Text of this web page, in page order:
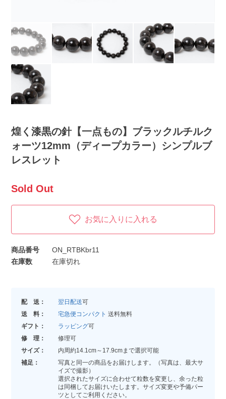
煌く漆黒の針【一点もの】ブラックルチルク
ォーツ12mm（ディープカラー）シンプルブ
レスレット
Sold Out
お気に入りに入れる
商品番号
ON_RTBKbr11
在庫数
在庫切れ
配 送： 翌日配送可
送 料：
宅急便コンパクト 送料無料
ギフト：
ラッピング可
修 理：
修理可
サイズ：
内周約14.1cm～17.9cmまで選択可能
補足：
写真と同一の商品をお届けします。（写真は、最大サ
イズで撮影）
選択されたサイズに合わせて粒数を変更し、余った粒
は同梱してお届けいたします。サイズ変更や予備パー
ツとしてご利用ください。